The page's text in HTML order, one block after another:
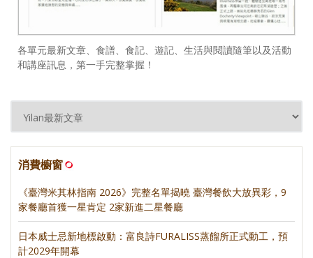
各單元最新文章、食譜、食記、遊記、生活與閱讀隨筆以及活動
和講座訊息，第一手完整掌握！
消費櫥窗
《臺灣米其林指南 2026》完整名單揭曉 臺灣餐飲大放異彩，9
家餐廳首獲一星肯定 2家新進二星餐廳
日本威士忌新地標啟動：富良詩FURALISS蒸餾所正式動工，預
計2029年開幕